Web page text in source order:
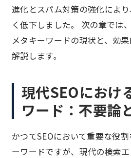
進化とスパム対策の強化によ
く低下しました。 次の章では
メタキーワードの現状と、効
解説します。
現代SEOにおけ
ワード：不要論
かつてSEOにおいて重要な役
ーワードですが、現代の検索